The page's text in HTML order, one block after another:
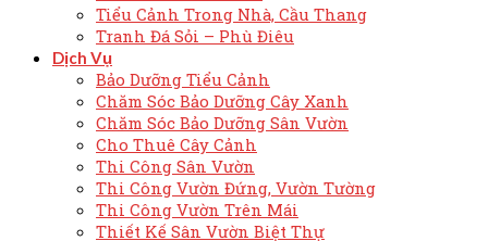
Tiểu Cảnh Trong Nhà, Cầu Thang
Tranh Đá Sỏi – Phù Điêu
Dịch Vụ
Bảo Dưỡng Tiểu Cảnh
Chăm Sóc Bảo Dưỡng Cây Xanh
Chăm Sóc Bảo Dưỡng Sân Vườn
Cho Thuê Cây Cảnh
Thi Công Sân Vườn
Thi Công Vườn Đứng, Vườn Tường
Thi Công Vườn Trên Mái
Thiết Kế Sân Vườn Biệt Thự